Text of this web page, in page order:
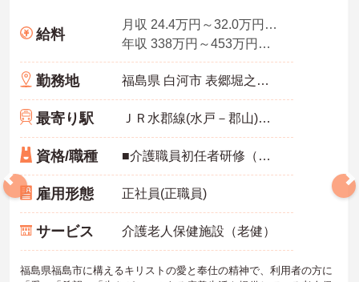
給料
月収 24.4万円～32.0万円程度
年収 338万円～453万円程度
勤務地 福島県 白河市 表郷堀之内字堀ノ内1-1
最寄り駅 ＪＲ水郡線(水戸－郡山)「磐城棚倉駅」バス・車18分
資格/職種 ■介護職員初任者研修（ヘルパー2級）以上
雇用形態 正社員(正職員)
サービス 介護老人保健施設（老健）
福島県福島市に構えるキリストの愛と奉仕の精神で、利用者の方に